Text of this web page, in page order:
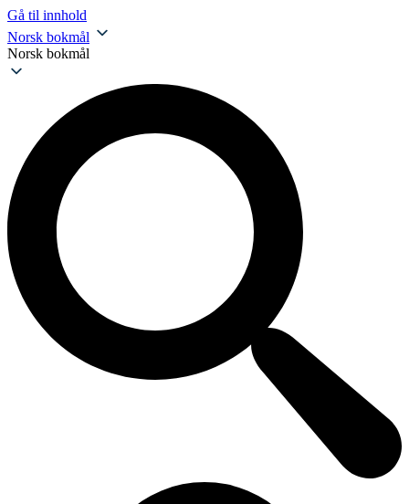
Gå til innhold
Norsk bokmål
Norsk bokmål